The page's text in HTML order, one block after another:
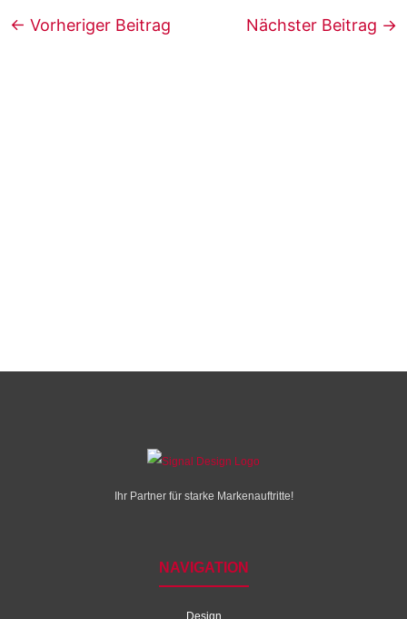
← Vorheriger Beitrag Nächster Beitrag →
Ihr Partner für starke Markenauftritte!
NAVIGATION
Design